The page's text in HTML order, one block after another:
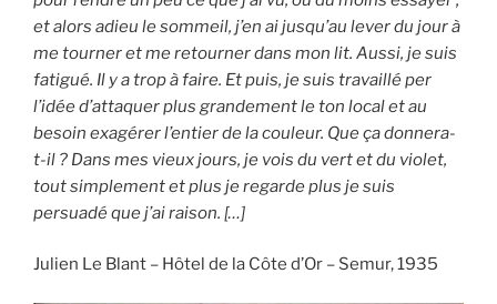
et alors adieu le sommeil, j’en ai jusqu’au lever du jour à
me tourner et me retourner dans mon lit. Aussi, je suis
fatigué. Il y a trop à faire. Et puis, je suis travaillé per
l’idée d’attaquer plus grandement le ton local et au
besoin exagérer l’entier de la couleur. Que ça donnera-
t-il ? Dans mes vieux jours, je vois du vert et du violet,
tout simplement et plus je regarde plus je suis
persuadé que j’ai raison. […]
Julien Le Blant – Hôtel de la Côte d’Or – Semur, 1935